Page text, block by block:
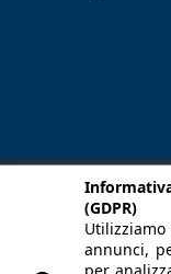
(GDPR)
annunci,